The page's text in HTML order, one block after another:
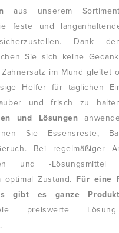
aus unserem
feste und
sicherzustellen. Dank
Sie sich keine
im Mund gleitet
Helfer für täglichen
und frisch zu
und Lösungen
Sie Essensreste,
Bei regelmäßiger
und -
optimal Zustand. Für eine
gibt es ganze
preiswerte